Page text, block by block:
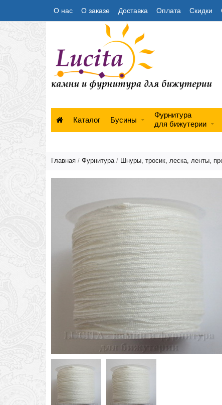
О нас О заказе Доставка Оплата Скидки
Каталог Бусины
Фурнитура
для бижутерии
Главная / Фурнитура/ Шнуры, тросик, леска, ленты,